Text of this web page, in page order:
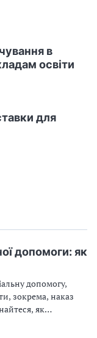
в
освіти
для
допомоги: як
допомогу,
зокрема, наказ
як